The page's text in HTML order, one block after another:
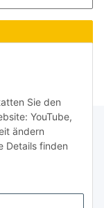
Sie den
YouTube,
ändern
Details finden